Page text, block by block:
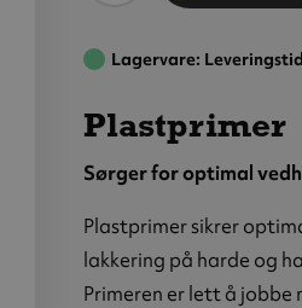
Lagervare:
Plastprimer
Sørger for optimal
Plastprimer sikrer
lakkering på harde og
Primeren er lett å jobbe